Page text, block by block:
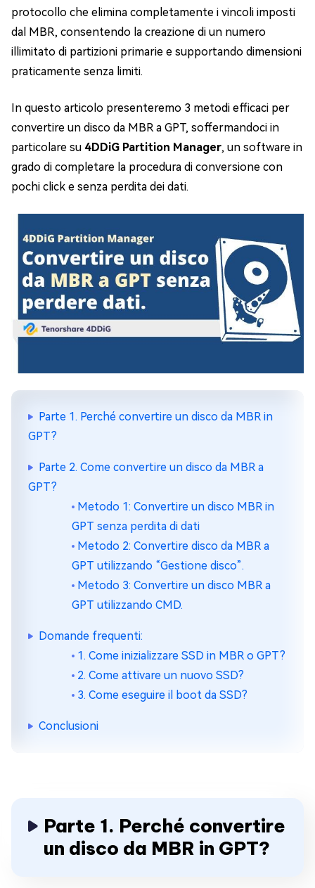
protocollo che elimina completamente i vincoli imposti
dal MBR, consentendo la creazione di un numero
illimitato di partizioni primarie e supportando dimensioni
praticamente senza limiti.
In questo articolo presenteremo 3 metodi efficaci per
convertire un disco da MBR a GPT, soffermandoci in
particolare su 4DDiG Partition Manager, un software in
grado di completare la procedura di conversione con
pochi click e senza perdita dei dati.
Parte 1. Perché convertire un disco da MBR in
GPT?
Parte 2. Come convertire un disco da MBR a
GPT?
Metodo 1: Convertire un disco MBR in
GPT senza perdita di dati
Metodo 2: Convertire disco da MBR a
GPT utilizzando “Gestione disco”.
Metodo 3: Convertire un disco MBR a
GPT utilizzando CMD.
Domande frequenti:
1. Come inizializzare SSD in MBR o GPT?
2. Come attivare un nuovo SSD?
3. Come eseguire il boot da SSD?
Conclusioni
Parte 1. Perché convertire
un disco da MBR in GPT?